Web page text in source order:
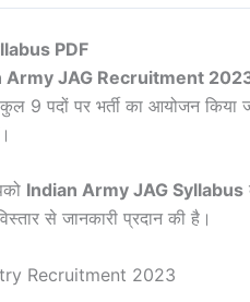
PDF
Army JAG Recruitment
9 पदों पर भर्ती का आयोजन किया
Indian Army JAG Syllabus
से जानकारी प्रदान की है।